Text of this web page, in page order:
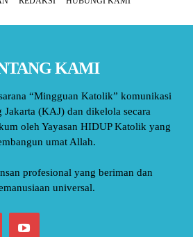
KAMI
“Mingguan Katolik” komunikasi
(KAJ) dan dikelola secara
oleh Yayasan HIDUP Katolik yang
umat Allah.
profesional yang beriman dan
universal.